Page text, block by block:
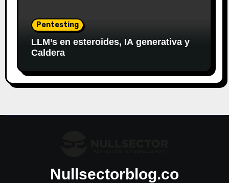
Pentesting
LLM’s en esteroides, IA generativa y
Caldera
Nullsectorblog.co